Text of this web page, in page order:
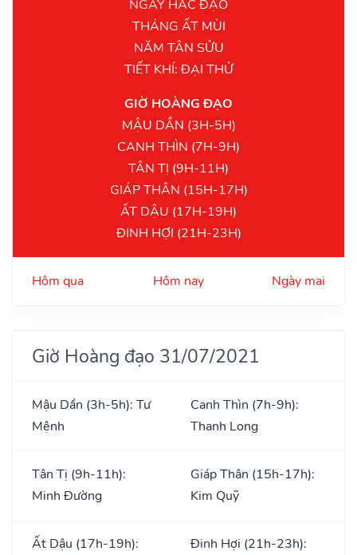
NGÀY HẮC ĐẠO
THÁNG ẤT MÙI
NĂM TÂN SỬU
TIẾT KHÍ: ĐẠI THỬ
GIỜ HOÀNG ĐẠO
MẬU DẦN (3H-5H)
CANH THÌN (7H-9H)
TÂN TỊ (9H-11H)
GIÁP THÂN (15H-17H)
ẤT DẬU (17H-19H)
ĐINH HỢI (21H-23H)
Hôm qua Hôm nay Ngày mai
Giờ Hoàng đạo 31/07/2021
Mậu Dần (3h-5h): Tư
Mệnh
Canh Thìn (7h-9h):
Thanh Long
Tân Tị (9h-11h):
Minh Đường
Giáp Thân (15h-17h):
Kim Quỹ
Ất Dậu (17h-19h):
Đinh Hợi (21h-23h):